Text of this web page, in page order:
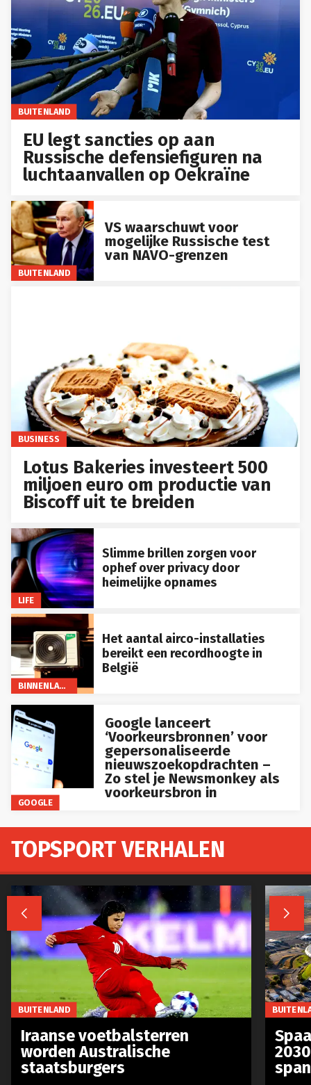
BUITENLAND
EU legt sancties op aan
Russische defensiefiguren na
luchtaanvallen op Oekraïne
BUITENLAND
VS waarschuwt voor
mogelijke Russische test
van NAVO-grenzen
BUSINESS
Lotus Bakeries investeert 500
miljoen euro om productie van
Biscoff uit te breiden
LIFE
Slimme brillen zorgen voor
ophef over privacy door
heimelijke opnames
BINNENLAND
Het aantal airco-installaties
bereikt een recordhoogte in
België
GOOGLE
Google lanceert
‘Voorkeursbronnen’ voor
gepersonaliseerde
nieuwszoekopdrachten –
Zo stel je Newsmonkey als
voorkeursbron in
TOPSPORT VERHALEN
 
BUITENLAND
Iraanse voetbalsterren
worden Australische
staatsburgers